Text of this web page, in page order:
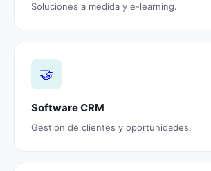
Soluciones a medida y e-learning.
🤝
Software CRM
Gestión de clientes y oportunidades.